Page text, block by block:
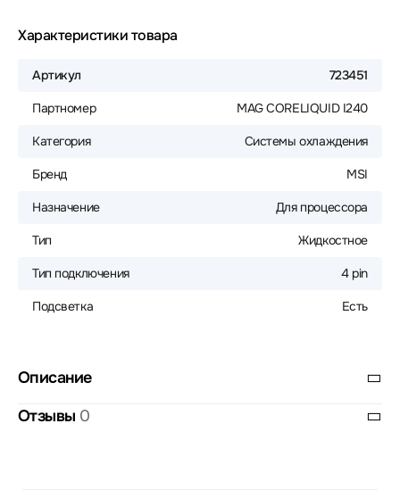
Характеристики товара
Артикул 723451
Партномер MAG CORELIQUID I240
Категория Системы охлаждения
Бренд MSI
Назначение Для процессора
Тип Жидкостное
Тип подключения 4 pin
Подсветка Есть
Описание
Отзывы 0